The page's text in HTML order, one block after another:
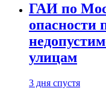
ГАИ по
опасности
улицам
3 дня спустя